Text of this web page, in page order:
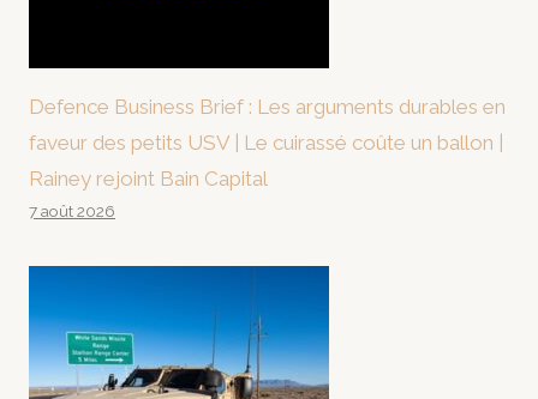
Defence Business Brief : Les arguments durables en
faveur des petits USV | Le cuirassé coûte un ballon |
Rainey rejoint Bain Capital
7 août 2026